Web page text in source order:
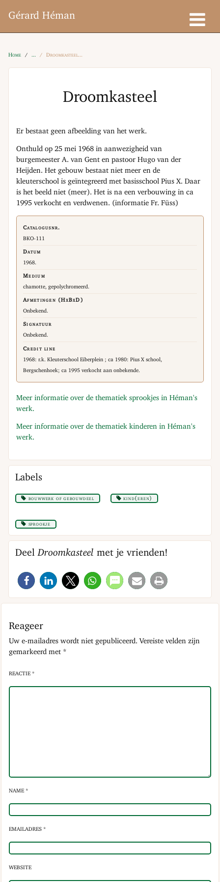
Gérard Héman
Home Droomkasteel
Droomkasteel
Er bestaat geen afbeelding van het werk.
Onthuld op 25 mei 1968 in aanwezigheid van
burgemeester A. van Gent en pastoor Hugo van der
Heijden. Het gebouw bestaat niet meer en de
kleuterschool is geïntegreerd met basisschool Pius X. Daar
is het beeld niet (meer). Het is na een verbouwing in ca
1995 verkocht en verdwenen. (informatie Fr. Füss)
Catalogusnr.
BKO-111
Datum
1968.
Medium
chamotte, gepolychromeerd.
Afmetingen (HxBxD)
Onbekend.
Signatuur
Onbekend.
Credit line
1968: r.k. Kleuterschool Eiberplein ; ca 1980: Pius X school,
Bergschenhoek; ca 1995 verkocht aan onbekende.
Meer informatie over de thematiek sprookjes in Héman's
werk.
Meer informatie over de thematiek kinderen in Héman's
werk.
Labels
bouwwerk of gebouwdeel kind(eren)
sprookje
Deel Droomkasteel met je vrienden!
Reageer
Uw e-mailadres wordt niet gepubliceerd. Vereiste velden zijn
gemarkeerd met *
REACTIE *
NAME *
EMAILADRES *
WEBSITE